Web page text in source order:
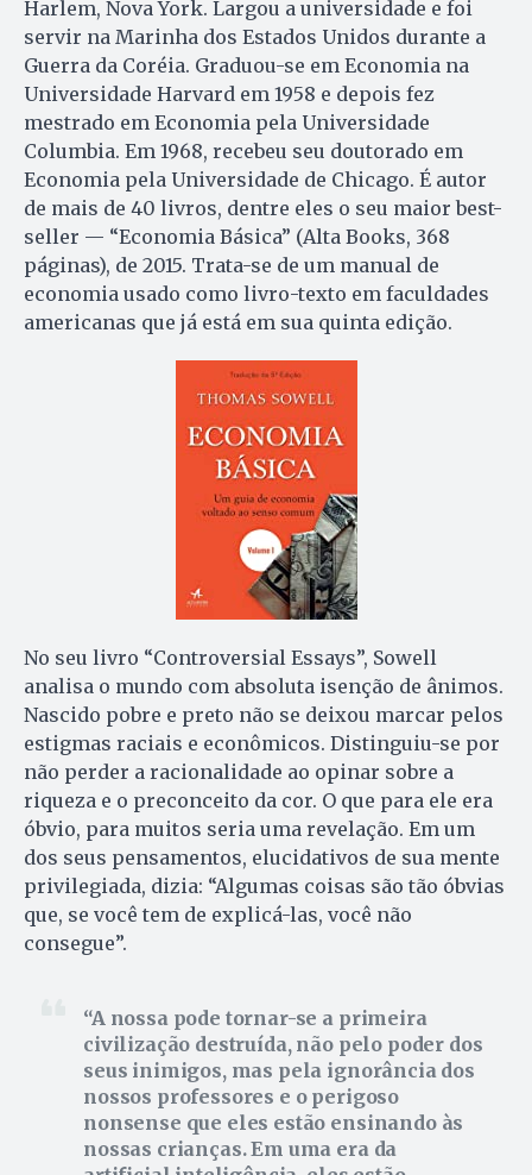
Harlem, Nova York. Largou a universidade e foi
servir na Marinha dos Estados Unidos durante a
Guerra da Coréia. Graduou-se em Economia na
Universidade Harvard em 1958 e depois fez
mestrado em Economia pela Universidade
Columbia. Em 1968, recebeu seu doutorado em
Economia pela Universidade de Chicago. É autor
de mais de 40 livros, dentre eles o seu maior best-
seller — “Economia Básica” (Alta Books, 368
páginas), de 2015. Trata-se de um manual de
economia usado como livro-texto em faculdades
americanas que já está em sua quinta edição.
No seu livro “Controversial Essays”, Sowell
analisa o mundo com absoluta isenção de ânimos.
Nascido pobre e preto não se deixou marcar pelos
estigmas raciais e econômicos. Distinguiu-se por
não perder a racionalidade ao opinar sobre a
riqueza e o preconceito da cor. O que para ele era
óbvio, para muitos seria uma revelação. Em um
dos seus pensamentos, elucidativos de sua mente
privilegiada, dizia: “Algumas coisas são tão óbvias
que, se você tem de explicá-las, você não
consegue”.
A nossa pode tornar-se a primeira
civilização destruída, não pelo poder dos
seus inimigos, mas pela ignorância dos
nossos professores e o perigoso
nonsense que eles estão ensinando às
nossas crianças. Em uma era da